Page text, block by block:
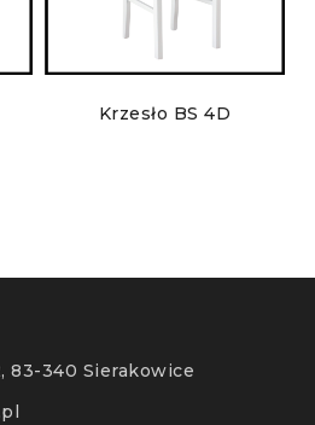
Krzesło BS 4D
83-340 Sierakowice